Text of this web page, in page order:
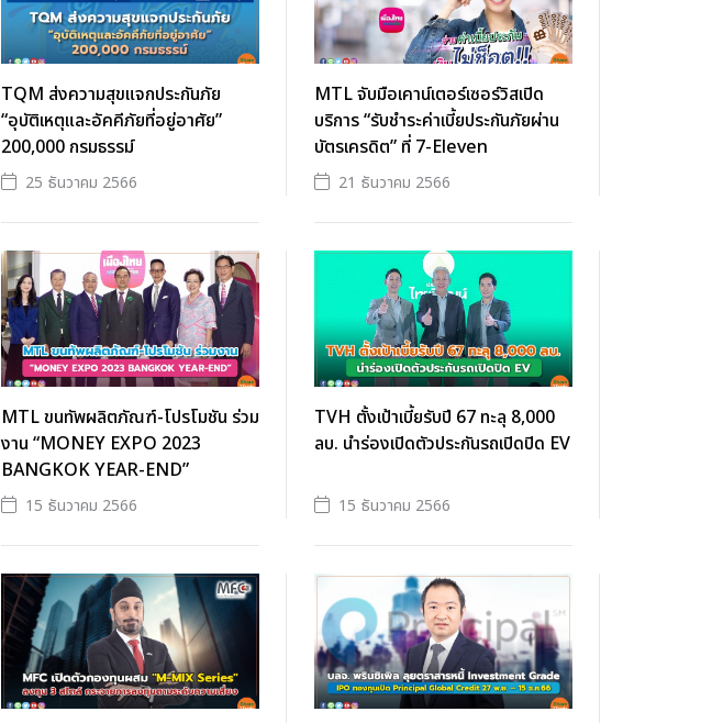
TQM ส่งความสุขแจกประกันภัย
“อุบัติเหตุและอัคคีภัยที่อยู่อาศัย”
200,000 กรมธรรม์
25 ธันวาคม 2566
MTL จับมือเคาน์เตอร์เซอร์วิสเปิด
บริการ “รับชำระค่าเบี้ยประกันภัยผ่าน
บัตรเครดิต” ที่ 7-Eleven
21 ธันวาคม 2566
MTL ขนทัพผลิตภัณฑ์-โปรโมชัน ร่วม
งาน “MONEY EXPO 2023
BANGKOK YEAR-END”
15 ธันวาคม 2566
TVH ตั้งเป้าเบี้ยรับปี 67 ทะลุ 8,000
ลบ. นำร่องเปิดตัวประกันรถเปิดปิด EV
15 ธันวาคม 2566